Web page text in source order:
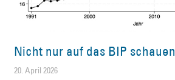
Nicht nur auf das BIP schauen
20. April 2026